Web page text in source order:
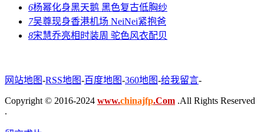
6杨幂化身黑天鹅 黑色复古低胸纱
7吴尊现身香港机场 NeiNei紧抱爸
8宋慧乔亮相时装周 驼色风衣配贝
网站地图-RSS地图-百度地图-360地图-给我留言-
Copyright © 2016-2024 www.chinajfp.Com .All Rights Reserved
.